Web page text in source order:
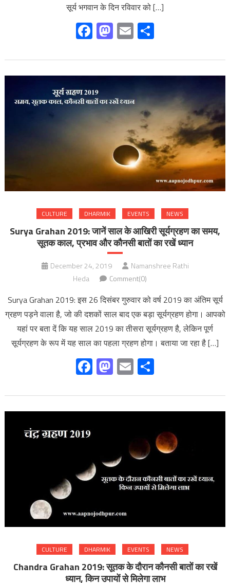
सूर्य भगवान के दिन रविवार को […]
Facebook
Mastodon
Email
CULTURE DHARMIK EVENTS NEWS
Surya Grahan 2019: जानें साल के आखिरी सूर्यग्रहण का समय,
सूतक काल, प्रभाव और कौनसी बातों का रखें ध्यान
December 24, 2019
Namanshree Rathi
Heda
Comment(0)
Surya Grahan 2019: इस 26 दिसंबर गुरुवार को वर्ष 2019 का अंतिम सूर्य
ग्रहण पड़ने वाला है, जो की दशकों साल बाद एक बड़ा सूर्यग्रहण होगा। आपको
यहां पर बता दें कि यह साल 2019 का तीसरा सूर्यग्रहण है, लेकिन पूर्ण
सूर्यग्रहण के रूप में यह साल का पहला ग्रहण होगा। बताया जा रहा है […]
Facebook
Mastodon
Email
CULTURE DHARMIK EVENTS NEWS
Chandra Grahan 2019: सूतक के दौरान कौनसी बातों का रखें
ध्यान, किन उपायों से मिलेगा लाभ